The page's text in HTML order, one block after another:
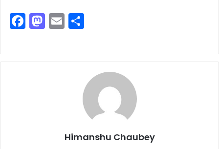
F
c
e
M
st
o
E
ai
l
ar
e
Himanshu Chaubey